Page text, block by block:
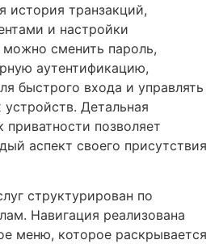
история транзакций,
и настройки
можно сменить пароль,
аутентификацию,
быстрого входа и управлять
Детальная
приватности позволяет
аспект своего присутствия
структурирован по
Навигация реализована
меню, которое раскрывается